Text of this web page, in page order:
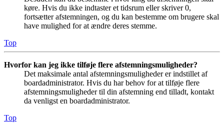
køre. Hvis du ikke indtaster et tidsrum eller skriver 0,
fortsætter afstemningen, og du kan bestemme om brugere skal
have mulighed for at ændre deres stemme.
Top
Hvorfor kan jeg ikke tilføje flere afstemningsmuligheder?
Det maksimale antal afstemningsmuligheder er indstillet af
boardadministrator. Hvis du har behov for at tilføje flere
afstemningsmuligheder til din afstemning end tilladt, kontakt
da venligst en boardadministrator.
Top